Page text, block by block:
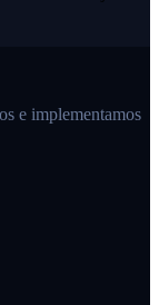
e implementamos